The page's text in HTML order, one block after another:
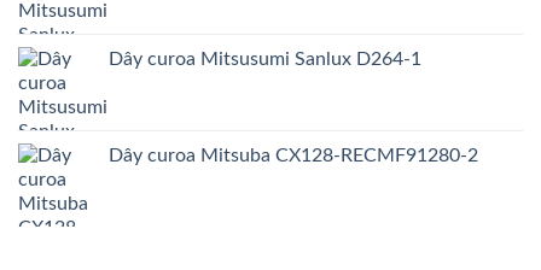
Dây curoa Mitsusumi Sanlux D264-1
Dây curoa Mitsuba CX128-RECMF91280-2